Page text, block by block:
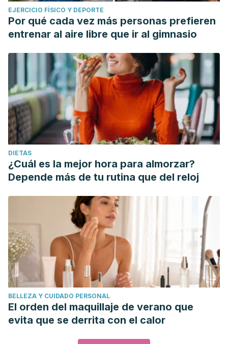
EJERCICIO FÍSICO Y DEPORTE
Por qué cada vez más personas prefieren
entrenar al aire libre que ir al gimnasio
DIETAS
¿Cuál es la mejor hora para almorzar?
Depende más de tu rutina que del reloj
BELLEZA Y CUIDADO PERSONAL
El orden del maquillaje de verano que
evita que se derrita con el calor